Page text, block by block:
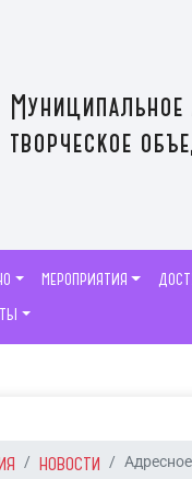
творческое
МЕРОПРИЯТИЯ
НОВОСТИ